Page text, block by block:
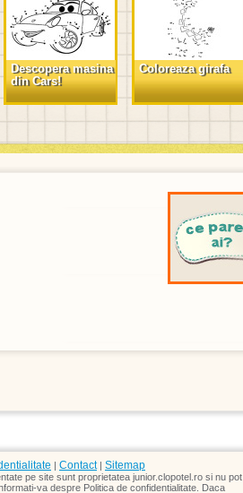
Descopera masina
din Cars!
Coloreaza girafa
| Contact| Sitemap
pe site sunt proprietatea junior.clopotel.ro si nu pot
va despre Politica de confidentialitate. Daca